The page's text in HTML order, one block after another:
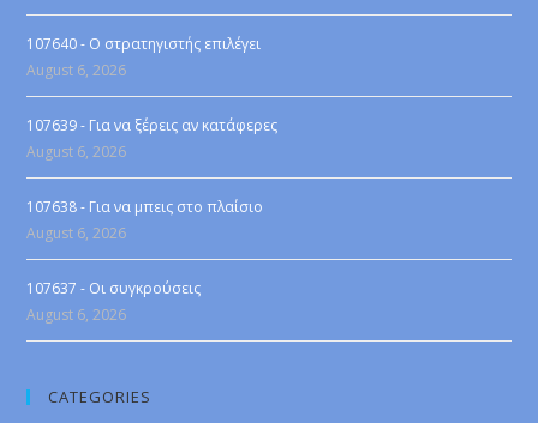
107640 - Ο στρατηγιστής επιλέγει
August 6, 2026
107639 - Για να ξέρεις αν κατάφερες
August 6, 2026
107638 - Για να μπεις στο πλαίσιο
August 6, 2026
107637 - Οι συγκρούσεις
August 6, 2026
CATEGORIES